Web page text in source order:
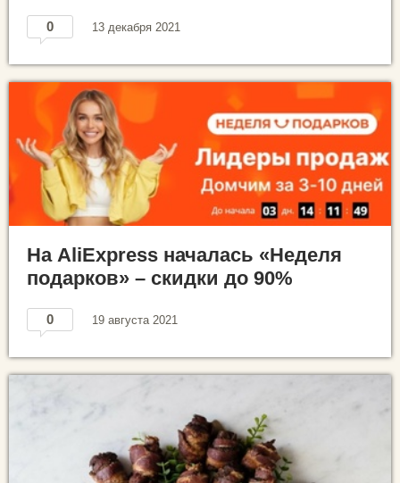
0 13 декабря 2021
На AliExpress началась «Неделя
подарков» – скидки до 90%
0 19 августа 2021